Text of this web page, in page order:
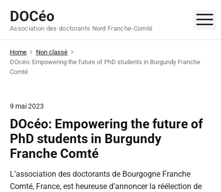
p
DOCéo
Association des doctorants Nord Franche-Comté
Home
Non classé
DOcéo: Empowering the future of PhD students in Burgundy Franche
Comté
9 mai 2023
DOcéo: Empowering the future of
PhD students in Burgundy
Franche Comté
L’association des doctorants de Bourgogne Franche
Comté, France, est heureuse d’annoncer la réélection de